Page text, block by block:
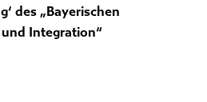
des „Bayerischen
Integration“